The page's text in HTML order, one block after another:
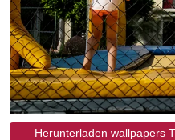
Herunterladen wallpapers